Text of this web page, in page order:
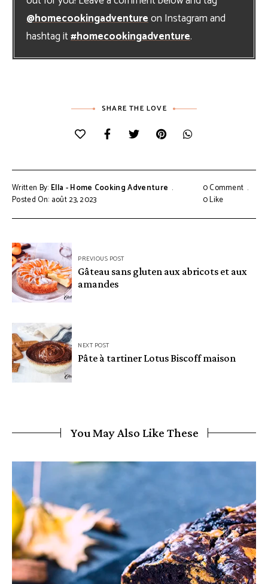
@homecookingadventureon Instagram and
hashtag it#homecookingadventure.
SHARE THE LOVE
Written By: Ella - Home Cooking Adventure
Posted On: août 23, 2023
0 Comment
0Like
Navigation
de
l’article
PREVIOUS POST
Gâteau sans gluten aux abricots et aux
amandes
NEXT POST
Pâte à tartiner Lotus Biscoff maison
You May Also Like These